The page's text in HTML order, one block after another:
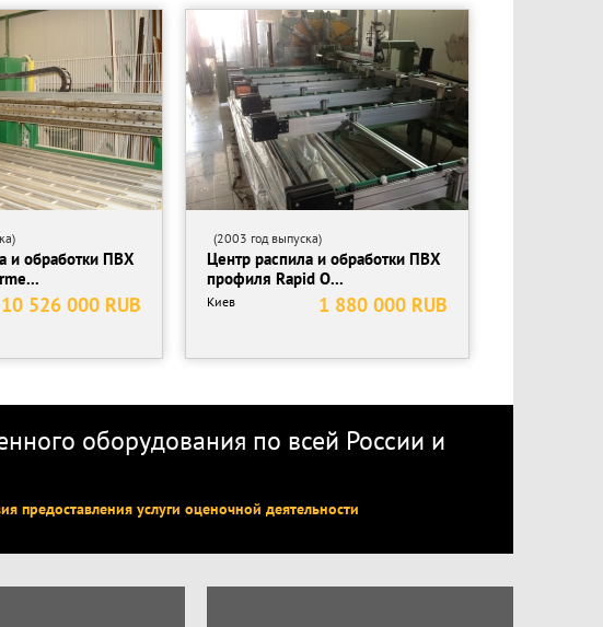
и обработки ПВХ
10 526 000 RUB
(2003 год выпуска)
Центр распила и обработки ПВХ
профиля Rapid O...
1 880 000 RUB
Киев
оборудования по всей России и
предоставления услуги оценочной деятельности